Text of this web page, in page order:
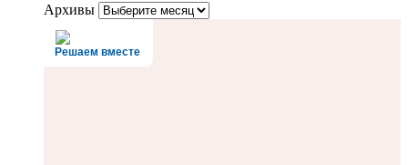
Архивы
Решаем вместе